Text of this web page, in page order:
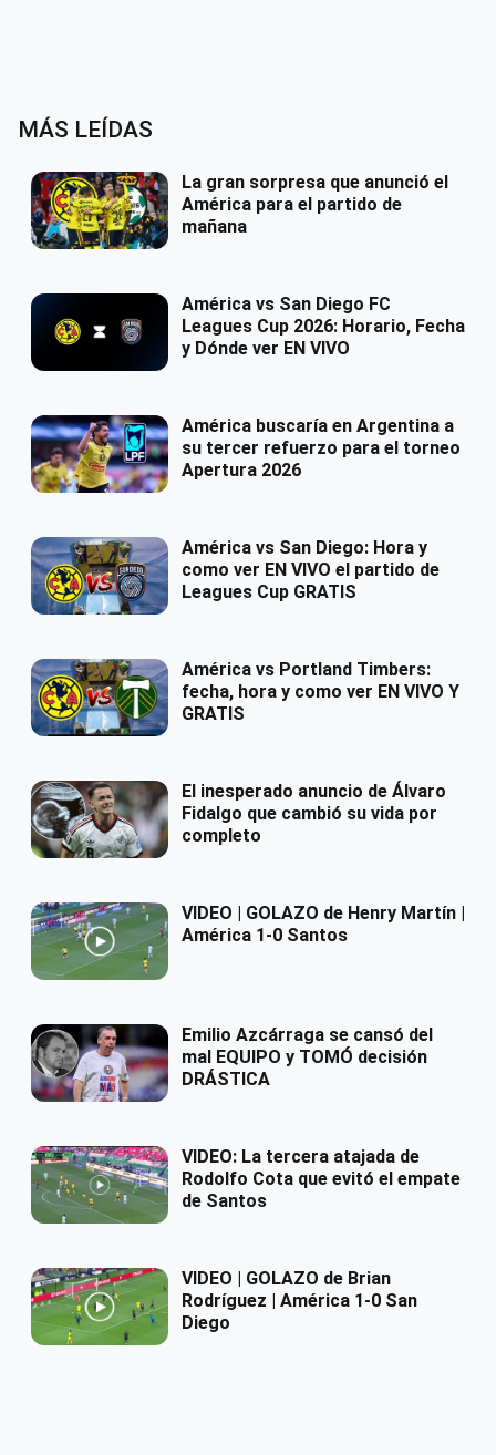
MÁS LEÍDAS
La gran sorpresa que anunció el
América para el partido de
mañana
América vs San Diego FC
Leagues Cup 2026: Horario, Fecha
y Dónde ver EN VIVO
América buscaría en Argentina a
su tercer refuerzo para el torneo
Apertura 2026
América vs San Diego: Hora y
como ver EN VIVO el partido de
Leagues Cup GRATIS
América vs Portland Timbers:
fecha, hora y como ver EN VIVO Y
GRATIS
El inesperado anuncio de Álvaro
Fidalgo que cambió su vida por
completo
VIDEO | GOLAZO de Henry Martín |
América 1-0 Santos
Emilio Azcárraga se cansó del
mal EQUIPO y TOMÓ decisión
DRÁSTICA
VIDEO: La tercera atajada de
Rodolfo Cota que evitó el empate
de Santos
VIDEO | GOLAZO de Brian
Rodríguez | América 1-0 San
Diego